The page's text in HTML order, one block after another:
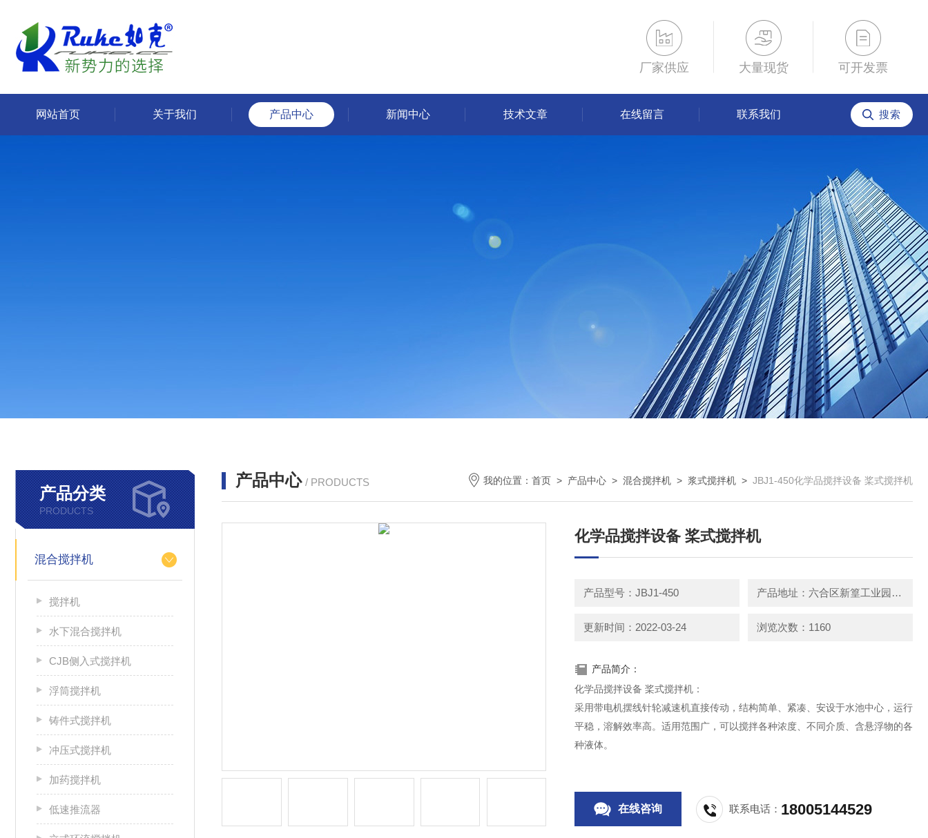
厂家供应 大量现货 可开发票
网站首页 关于我们 产品中心 新闻中心 技术文章 在线留言 联系我们
产品分类
PRODUCTS
混合搅拌机
搅拌机
水下混合搅拌机
CJB侧入式搅拌机
浮筒搅拌机
铸件式搅拌机
冲压式搅拌机
加药搅拌机
低速推流器
产品中心 / PRODUCTS 我的位置： 首页 > 产品中心 > 混合搅拌机 > 浆式搅拌机 > JBJ1-450化学品搅拌设备 桨式搅拌机
化学品搅拌设备 桨式搅拌机
产品型号：JBJ1-450 产品地址：六合区新篁工业园园区中路3号
更新时间：2022-03-24 浏览次数：1160
产品简介：
化学品搅拌设备 桨式搅拌机：
采用带电机摆线针轮减速机直接传动，结构简单、紧凑、安设于水池中心，运行
平稳，溶解效率高。适用范围广，可以搅拌各种浓度、不同介质、含悬浮物的各
种液体。
在线咨询 联系电话： 18005144529